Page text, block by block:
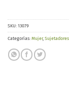
SKU: 13079
Categorías: Mujer, Sujetadores